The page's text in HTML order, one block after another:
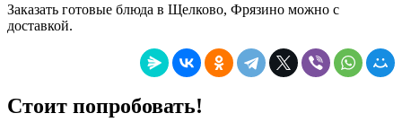
Заказать готовые блюда в Щелково, Фрязино можно с
доставкой.
Стоит попробовать!